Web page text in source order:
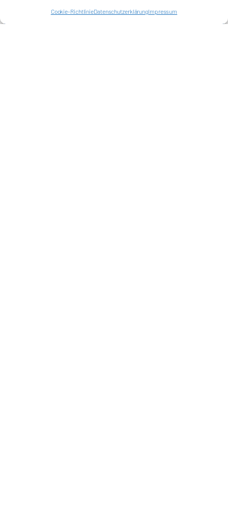
Cookie-RichtlinieDatenschutzerklärungImpressum